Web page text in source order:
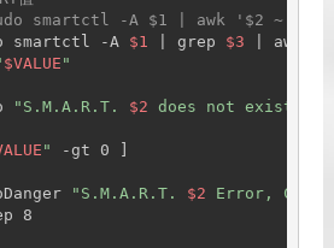
smartctl -A $1 | awk '$2 ~ /
smartctl -A
$1 | grep $3 | awk
$VALUE "
"S.M.A.R.T. $2 does not exist!"
"
-gt 0 ]
"S.M.A.R.T. $2 Error,
8